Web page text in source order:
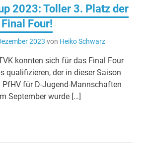
2023: Toller 3. Platz der
Four!
2023 von Heiko Schwarz
konnten sich für das Final Four
qualifizieren, der in dieser Saison
für D-Jugend-Mannschaften
September wurde […]